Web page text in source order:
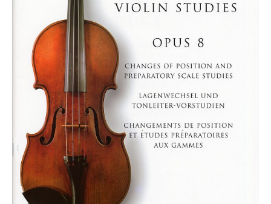
Rosenstolz
Die kleinen Songbooks
Die großen Songbooks
Sounds Good On-Serie
Hit Session-Reihe
Hit Book-Reihe
Diverse Bands & Interpreten
Beat It!